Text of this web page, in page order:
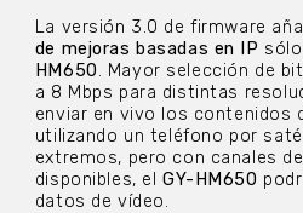
La versión 3.0 de firmware
de mejoras basadas en IP
HM650. Mayor selección de
a 8 Mbps para distintas
enviar en vivo los contenidos
utilizando un teléfono por
extremos, pero con canales
disponibles, elGY-HM650
datos de vídeo.